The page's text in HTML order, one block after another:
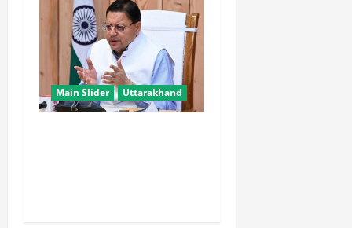
Main Slider Uttarakhand